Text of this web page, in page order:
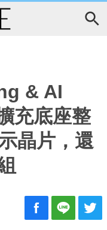
& AI
充底座整
晶片，還